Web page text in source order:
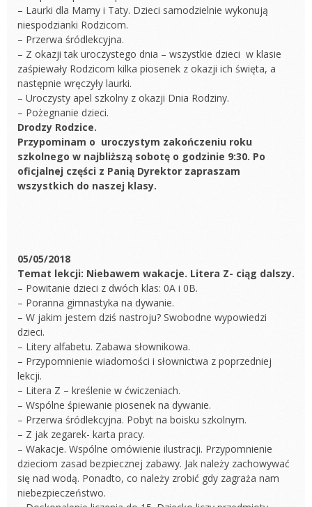
– Laurki dla Mamy i Taty. Dzieci samodzielnie wykonują
niespodzianki Rodzicom.
– Przerwa śródlekcyjna.
– Z okazji tak uroczystego dnia – wszystkie dzieci w klasie
zaśpiewały Rodzicom kilka piosenek z okazji ich święta, a
następnie wręczyły laurki.
– Uroczysty apel szkolny z okazji Dnia Rodziny.
– Pożegnanie dzieci.
Drodzy Rodzice.
Przypominam o uroczystym zakończeniu roku
szkolnego w najbliższą sobotę o godzinie 9:30. Po
oficjalnej części z Panią Dyrektor zapraszam
wszystkich do naszej klasy.
05/05/2018
Temat lekcji: Niebawem wakacje. Litera Z- ciąg dalszy.
– Powitanie dzieci z dwóch klas: 0A i 0B.
– Poranna gimnastyka na dywanie.
– W jakim jestem dziś nastroju? Swobodne wypowiedzi
dzieci.
– Litery alfabetu. Zabawa słownikowa.
– Przypomnienie wiadomości i słownictwa z poprzedniej
lekcji.
– Litera Z – kreślenie w ćwiczeniach.
– Wspólne śpiewanie piosenek na dywanie.
– Przerwa śródlekcyjna. Pobyt na boisku szkolnym.
– Z jak zegarek- karta pracy.
– Wakacje. Wspólne omówienie ilustracji. Przypomnienie
dzieciom zasad bezpiecznej zabawy. Jak należy zachowywać
się nad wodą. Ponadto, co należy zrobić gdy zagraża nam
niebezpieczeństwo.